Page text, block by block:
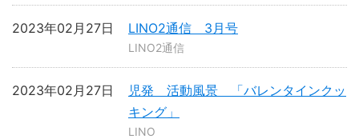
LINO2通信 3月号
2023年02月27日
LINO2通信
児発 活動風景 「バレンタインクッ
キング」
2023年02月27日
LINO